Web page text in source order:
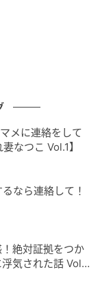
メに連絡をして
なつこ Vol.1】
なら連絡して！
！絶対証拠をつか
気された話 Vol.